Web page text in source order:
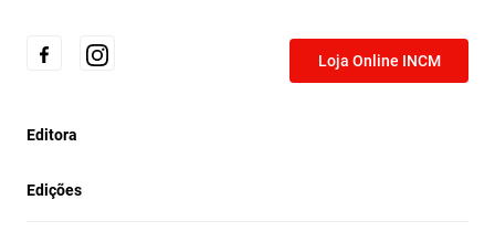
Loja Online INCM
Editora
Edições